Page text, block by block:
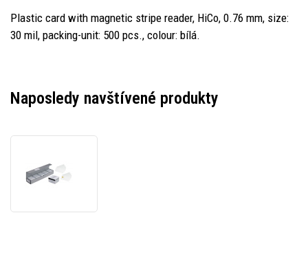
Plastic card with magnetic stripe reader, HiCo, 0.76 mm, size:
30 mil, packing-unit: 500 pcs., colour: bílá.
Naposledy navštívené produkty
card,